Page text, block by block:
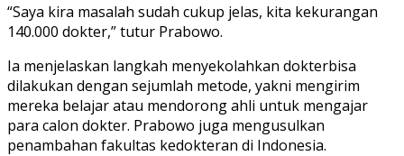
“Saya kira masalah sudah cukup jelas, kita kekurangan
140.000 dokter,” tutur Prabowo.
Ia menjelaskan langkah menyekolahkan dokterbisa
dilakukan dengan sejumlah metode, yakni mengirim
mereka belajar atau mendorong ahli untuk mengajar
para calon dokter. Prabowo juga mengusulkan
penambahan fakultas kedokteran di Indonesia.